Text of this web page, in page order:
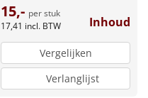
15,- per stuk
17,41 incl. BTW Inhoud
Vergelijken
Verlanglijst